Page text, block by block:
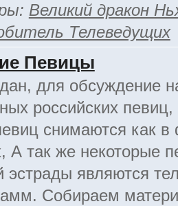
Великий дракон
Телеведущих
Певицы
для обсуждение
российских
снимаются как
А так же некоторые
эстрады являются
Собираем